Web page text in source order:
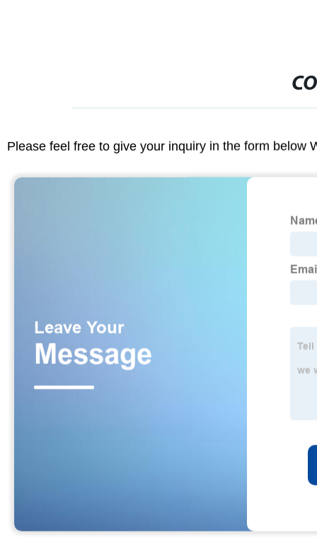
Please feel free to give your inquiry in the form below